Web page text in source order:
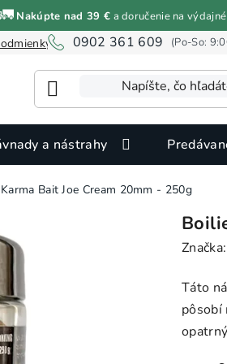
Nakúpte nad 39 € a doručenie na
ochrany osobných údajov
0902 361 609
a nástrahy
Bait Joe Cream 20mm - 250g
Značka:
Táto
pôsobí